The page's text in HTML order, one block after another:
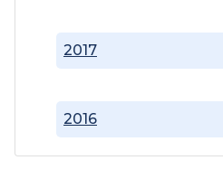
2016
2017